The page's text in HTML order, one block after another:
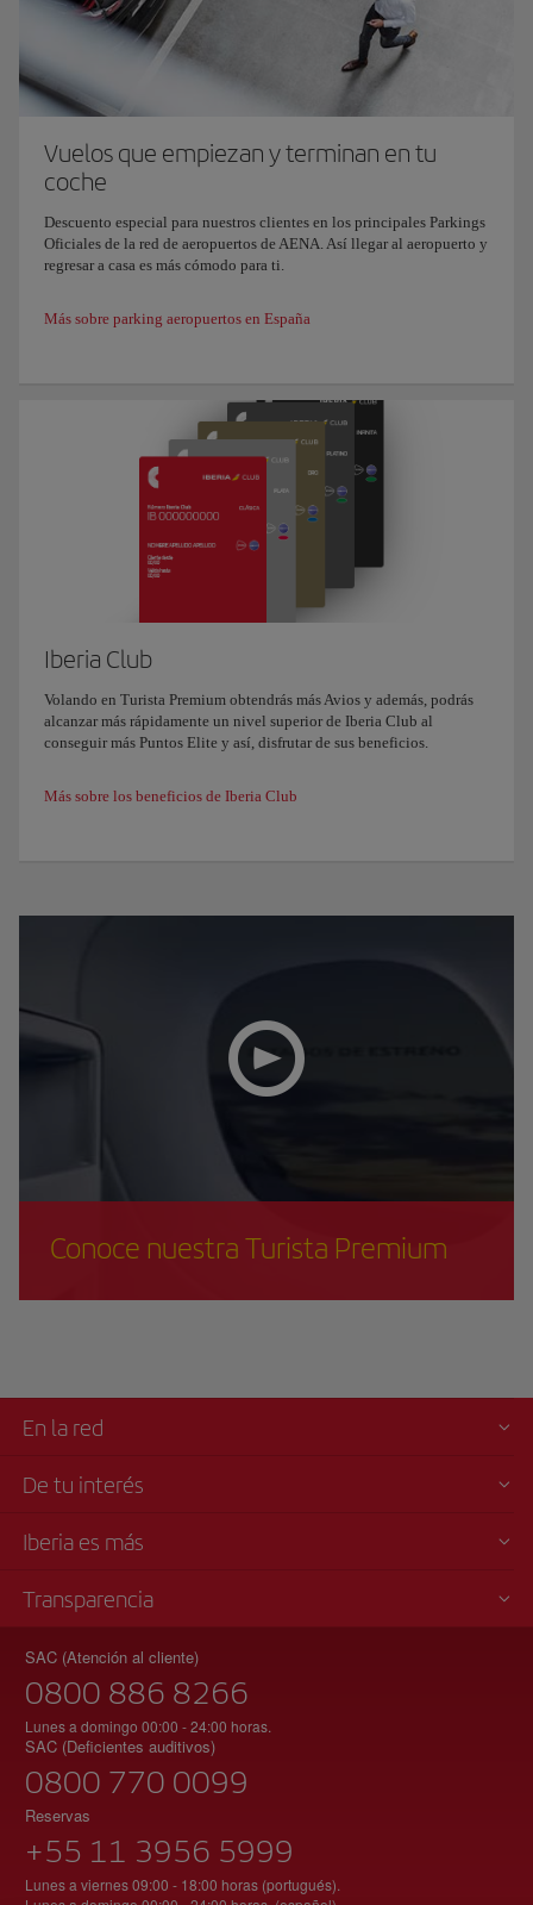
Vuelos que empiezan y terminan en tu
coche
Descuento especial para nuestros clientes en los principales Parkings
Oficiales de la red de aeropuertos de AENA. Así llegar al aeropuerto y
regresar a casa es más cómodo para ti.
Más sobre parking aeropuertos en España
Iberia Club
Volando en Turista Premium obtendrás más Avios y además, podrás
alcanzar más rápidamente un nivel superior de Iberia Club al
conseguir más Puntos Elite y así, disfrutar de sus beneficios.
Más sobre los beneficios de Iberia Club
Conoce nuestra Turista Premium
En la red
De tu interés
Iberia es más
Transparencia
SAC (Atención al cliente)
0800 886 8266
Lunes a domingo 00:00 - 24:00 horas.
SAC (Deficientes auditivos)
0800 770 0099
Reservas
+55 11 3956 5999
Lunes a viernes 09:00 - 18:00 horas (portugués).